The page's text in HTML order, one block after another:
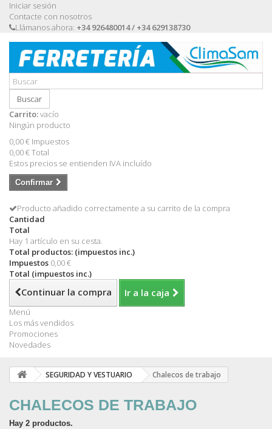
Iniciar sesión
Contacte con nosotros
Llámanos ahora: +34 926480014 / +34 629138730
Buscar
Carrito:vacío
Ningún producto
0,00 € Impuestos
0,00 €Total
Estos precios se entienden IVA incluído
Confirmar
Producto añadido correctamente a su carrito de la compra
Cantidad
Total
Hay 1 artículo en su cesta.
Total productos: (impuestos inc.)
Impuestos 0,00 €
Total (impuestos inc.)
Continuar la compra Ir a la caja
Menú
Los más vendidos
Promociones
Novedades
SEGURIDAD Y VESTUARIO Chalecos de trabajo
CHALECOS DE TRABAJO
Hay 2 productos.